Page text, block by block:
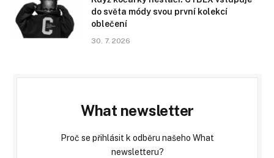
do světa módy svou první kolekcí
oblečení
30. 7. 2026
What newsletter
Proč se přihlásit k odběru našeho What
newsletteru?